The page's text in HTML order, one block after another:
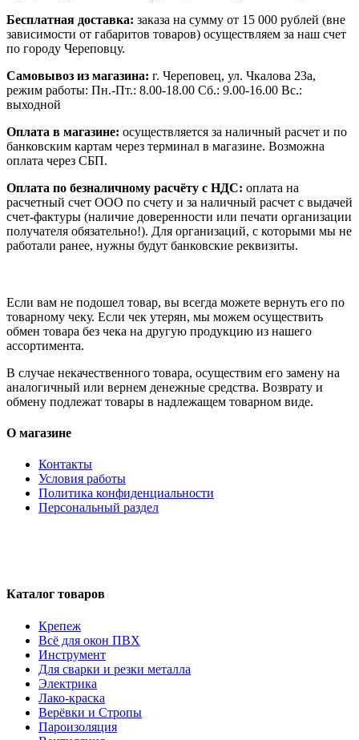
Бесплатная доставка: заказа на сумму от 15 000 рублей (вне
зависимости от габаритов товаров) осуществляем за наш счет
по городу Череповцу.
Самовывоз из магазина: г. Череповец, ул. Чкалова 23а,
режим работы: Пн.-Пт.: 8.00-18.00 Сб.: 9.00-16.00 Вс.:
выходной
Оплата в магазине: осуществляется за наличный расчет и по
банковским картам через терминал в магазине. Возможна
оплата через СБП.
Оплата по безналичному расчёту с НДС: оплата на
расчетный счет ООО по счету и за наличный расчет с выдачей
счет-фактуры (наличие доверенности или печати организации
получателя обязательно!). Для организаций, с которыми мы не
работали ранее, нужны будут банковские реквизиты.
Если вам не подошел товар, вы всегда можете вернуть его по
товарному чеку. Если чек утерян, мы можем осуществить
обмен товара без чека на другую продукцию из нашего
ассортимента.
В случае некачественного товара, осуществим его замену на
аналогичный или вернем денежные средства. Возврату и
обмену подлежат товары в надлежащем товарном виде.
О магазине
Контакты
Условия работы
Политика конфиденциальности
Персональный раздел
Каталог товаров
Крепеж
Всё для окон ПВХ
Инструмент
Для сварки и резки металла
Электрика
Лако-краска
Верёвки и Стропы
Пароизоляция